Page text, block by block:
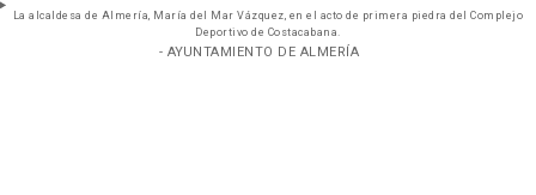
La alcaldesa de Almería, María del Mar Vázquez, en el acto de primera piedra del Complejo
Deportivo de Costacabana.
- AYUNTAMIENTO DE ALMERÍA